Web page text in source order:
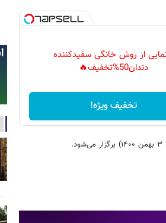
از روش خانگی سفیدکننده
دندان50%تخفیف🔥
تخفیف ویژه!